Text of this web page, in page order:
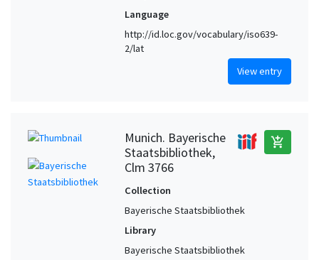
Language
http://id.loc.gov/vocabulary/iso639-
2/lat
View entry
Munich. Bayerische
Staatsbibliothek,
Clm 3766
add_shopping_cart
Collection
Bayerische Staatsbibliothek
Library
Bayerische Staatsbibliothek